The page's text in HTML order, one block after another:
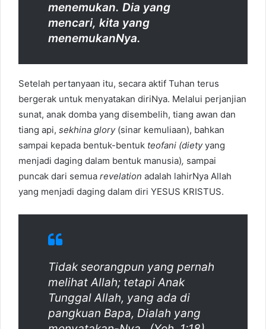
menemukan. Dia yang
mencari, kita yang
menemukanNya.
Setelah pertanyaan itu, secara aktif Tuhan terus
bergerak untuk menyatakan diriNya. Melalui perjanjian
sunat, anak domba yang disembelih, tiang awan dan
tiang api, sekhina glory (sinar kemuliaan), bahkan
sampai kepada bentuk-bentuk teofani (dietyyang
menjadi daging dalam bentuk manusia), sampai
puncak dari semua revelation adalah lahirNya Allah
yang menjadi daging dalam diri YESUS KRISTUS.
Tidak seorangpun yang pernah
melihat Allah; tetapi Anak
Tunggal Allah, yang ada di
pangkuan Bapa, Dialah yang